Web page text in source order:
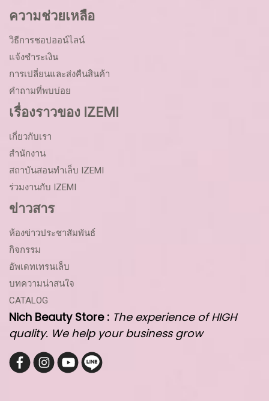
ความช่วยเหลือ
วิธีการชอปออน์ไลน์
แจ้งชำระเงิน
การเปลี่ยนและส่งคืนสินค้า
คำถามที่พบบ่อย
เรื่องราวของ IZEMI
เกี่ยวกับเรา
สำนักงาน
สถาบันสอนทำเล็บ IZEMI
ร่วมงานกับ IZEMI
ข่าวสาร
ห้องข่าวประชาสัมพันธ์
กิจกรรม
อัพเดทเทรนเล็บ
บทความน่าสนใจ
CATALOG
Nich Beauty Store : The experience of HIGH
quality. We help your business grow